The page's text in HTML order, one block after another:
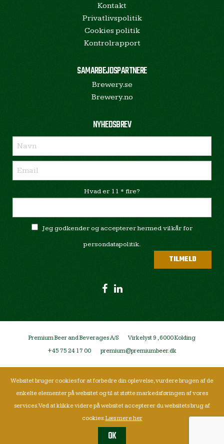
Kontakt
Privatlivspolitik
Cookies politik
Kontrolrapport
SAMARBEJDSPARTNERE
Brewery.se
Brewery.no
NYHEDSBREV
Hvad er 11 * fire?
Jeg godkender og accepterer hermed vilkår for
persondatapolitik.
Premium Beer and Beverages A/S
Virkelyst 9 , 6000 Kolding
+45 75 24 17 00
premium@premiumbeer.dk
Websitet bruger cookies for at forbedre din oplevelse, vurdere brugen af de
enkelte elementer på websitet og til at støtte markedsføringen af vores
services. Ved at klikke videre på websitet accepterer du websitets brug af
cookies.Læs mere her
OK